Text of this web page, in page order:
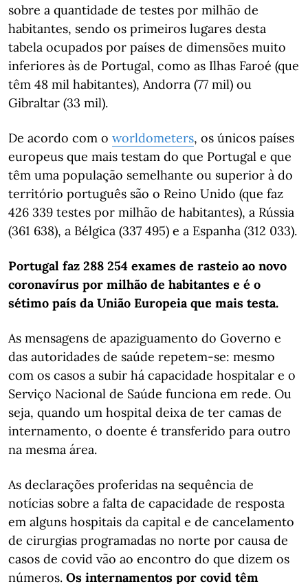
sobre a quantidade de testes por milhão de
habitantes, sendo os primeiros lugares desta
tabela ocupados por países de dimensões muito
inferiores às de Portugal, como as Ilhas Faroé (que
têm 48 mil habitantes), Andorra (77 mil) ou
Gibraltar (33 mil).
De acordo com o worldometers, os únicos países
europeus que mais testam do que Portugal e que
têm uma população semelhante ou superior à do
território português são o Reino Unido (que faz
426 339 testes por milhão de habitantes), a Rússia
(361 638), a Bélgica (337 495) e a Espanha (312 033).
Portugal faz 288 254 exames de rasteio ao novo
coronavírus por milhão de habitantes e é o
sétimo país da União Europeia que mais testa.
As mensagens de apaziguamento do Governo e
das autoridades de saúde repetem-se: mesmo
com os casos a subir há capacidade hospitalar e o
Serviço Nacional de Saúde funciona em rede. Ou
seja, quando um hospital deixa de ter camas de
internamento, o doente é transferido para outro
na mesma área.
As declarações proferidas na sequência de
notícias sobre a falta de capacidade de resposta
em alguns hospitais da capital e de cancelamento
de cirurgias programadas no norte por causa de
casos de covid vão ao encontro do que dizem os
números. Os internamentos por covid têm